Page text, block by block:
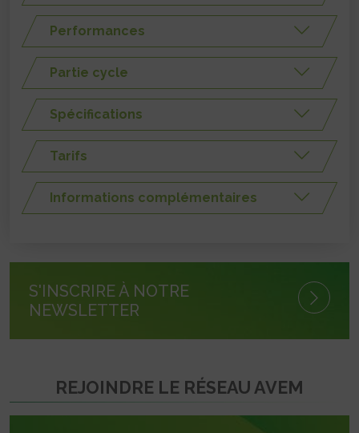
Performances
Partie cycle
Spécifications
Tarifs
Informations complémentaires
S'INSCRIRE À NOTRE
NEWSLETTER
REJOINDRE LE RÉSEAU AVEM